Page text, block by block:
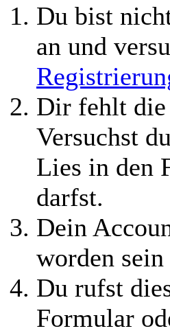
Du bist
an und
Dir fehlt die
Versuchst
Lies in den
darfst.
Dein
worden
Du rufst
Formular